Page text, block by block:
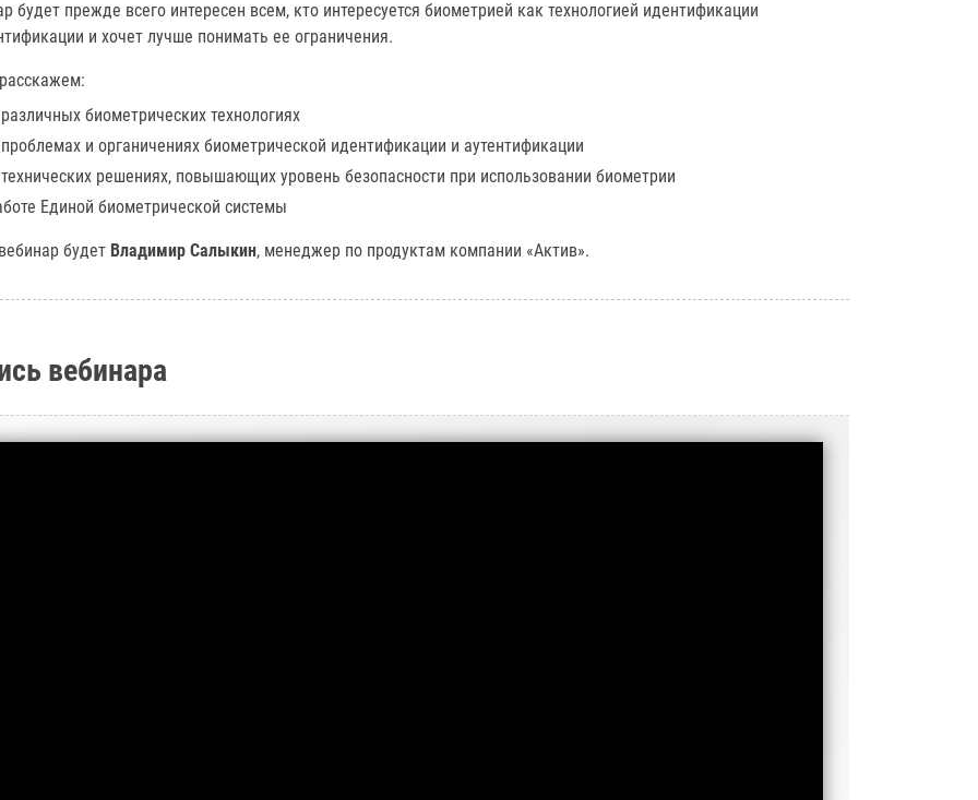
будет прежде всего интересен всем, кто интересуется биометрией как технологией идентификации
и хочет лучше понимать ее ограничения.
биометрических технологиях
и органичениях биометрической идентификации и аутентификации
решениях, повышающих уровень безопасности при использовании биометрии
Единой биометрической системы
будет Владимир Салыкин, менеджер по продуктам компании «Актив».
вебинара